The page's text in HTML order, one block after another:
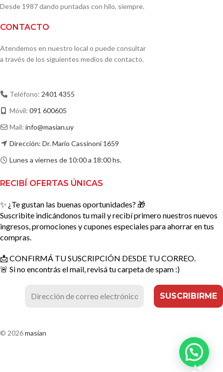
Desde 1987 dando puntadas con hilo, siempre.
CONTACTO
Atendemos en nuestro local o puede consultar
a través de los siguientes medios de contacto.
Teléfono: 2401 4355
Móvil: 091 600605
Mail: info@masian.uy
Dirección: Dr. Mario Cassinoni 1659
Lunes a viernes de 10:00 a 18:00 hs.
RECIBÍ OFERTAS ÚNICAS
✨ ¿Te gustan las buenas oportunidades? 🎁
Suscribite indicándonos tu mail y recibí primero nuestros nuevos
ingresos, promociones y cupones especiales para ahorrar en tus
compras.
📩 CONFIRMÁ TU SUSCRIPCIÓN DESDE TU CORREO.
🚨 Si no encontrás el mail, revisá tu carpeta de spam :)
© 2026masian